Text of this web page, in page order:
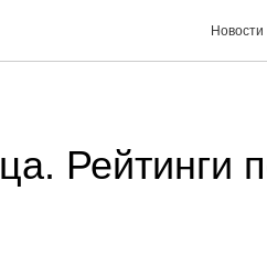
Новости
Рейтинги